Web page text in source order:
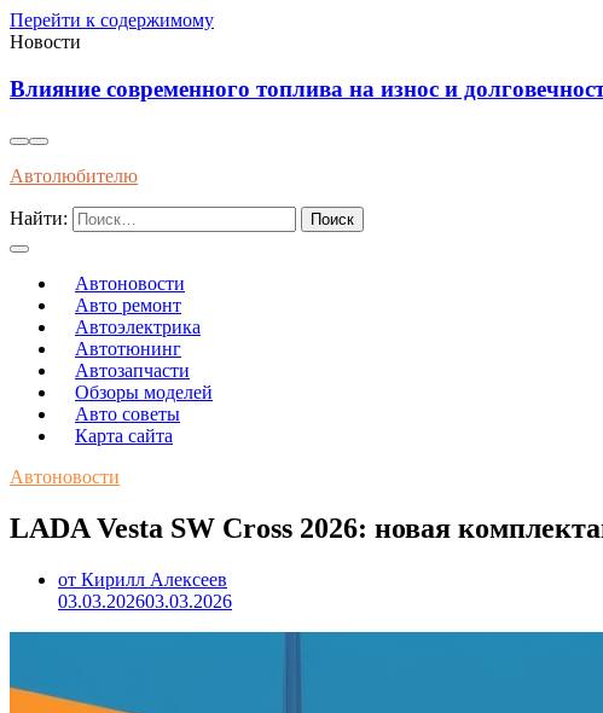
Перейти к содержимому
Новости
Влияние современного топлива на износ и
Автолюбителю
Найти:
Автоновости
Авто ремонт
Автоэлектрика
Автотюнинг
Автозапчасти
Обзоры моделей
Авто советы
Карта сайта
Автоновости
LADA Vesta SW Cross 2026: новая
от Кирилл Алексеев
03.03.202603.03.2026